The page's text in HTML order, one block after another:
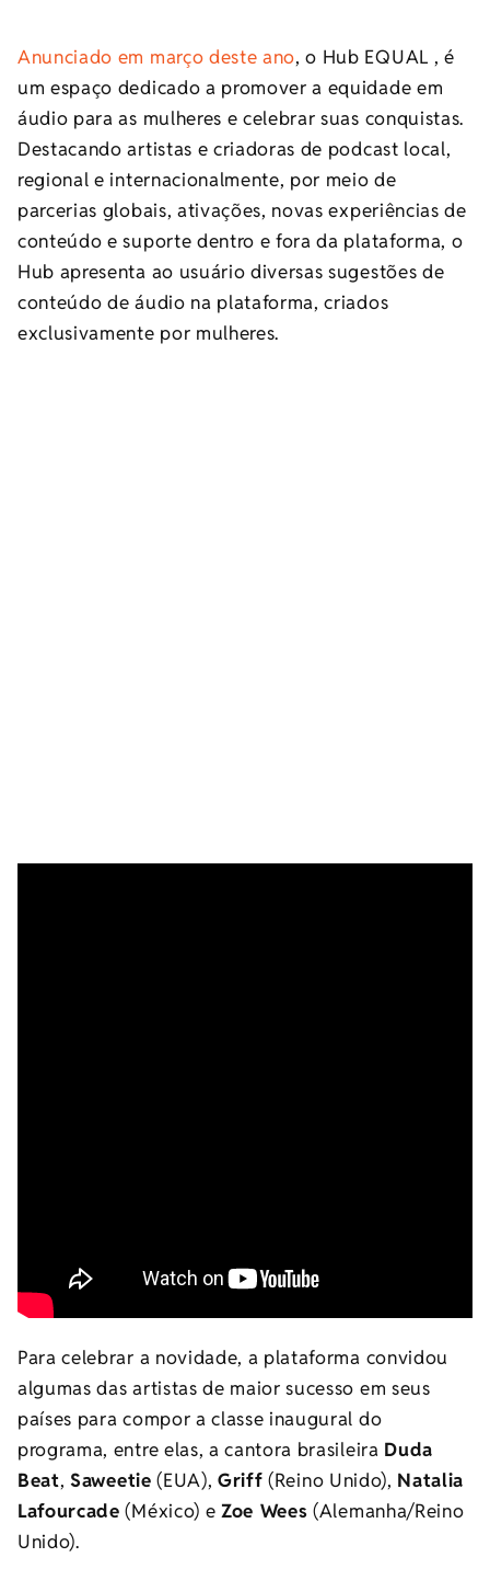
Anunciado em março deste ano, o Hub EQUAL , é
um espaço dedicado a promover a equidade em
áudio para as mulheres e celebrar suas conquistas.
Destacando artistas e criadoras de podcast local,
regional e internacionalmente, por meio de
parcerias globais, ativações, novas experiências de
conteúdo e suporte dentro e fora da plataforma, o
Hub apresenta ao usuário diversas sugestões de
conteúdo de áudio na plataforma, criados
exclusivamente por mulheres.
Para celebrar a novidade, a plataforma convidou
algumas das artistas de maior sucesso em seus
países para compor a classe inaugural do
programa, entre elas, a cantora brasileira Duda
Beat,Saweetie (EUA),Griff (Reino Unido), Natalia
Lafourcade (México) e Zoe Wees (Alemanha/Reino
Unido).